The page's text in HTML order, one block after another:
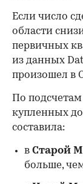
Если число
области
первичных
из данных
произошел в
По
купленных
составила:
в Старой
больше,